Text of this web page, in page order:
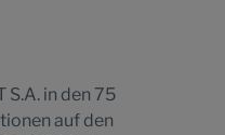
in den 75
auf den